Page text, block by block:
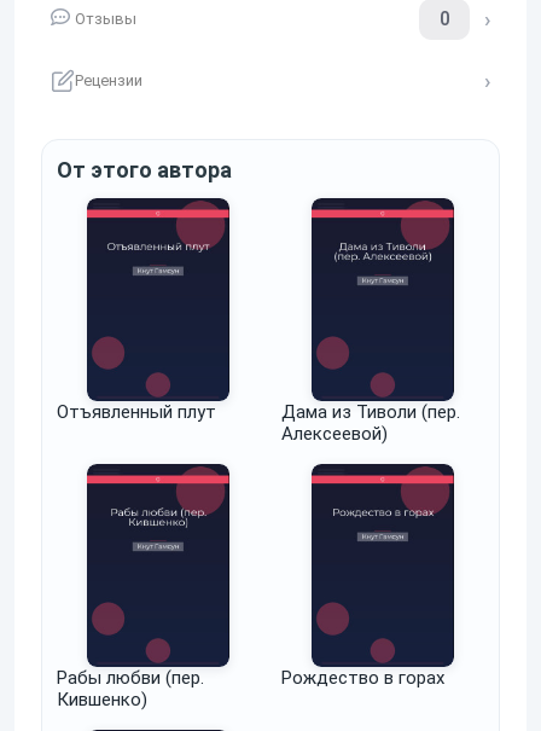
Отзывы 0
Рецензии
От этого автора
Отъявленный плут
Дама из Тиволи (пер.
Алексеевой)
Рабы любви (пер.
Кившенко)
Рождество в горах